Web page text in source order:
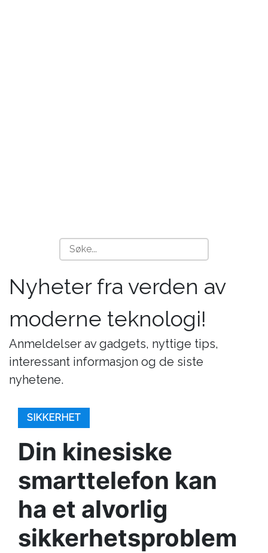
Nyheter fra verden av
moderne teknologi!
Anmeldelser av gadgets, nyttige tips,
interessant informasjon og de siste
nyhetene.
SIKKERHET
Din kinesiske
smarttelefon kan
ha et alvorlig
sikkerhetsproblem